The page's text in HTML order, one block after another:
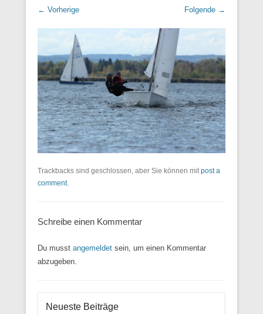
← Vorherige Folgende →
Trackbacks sind geschlossen, aber Sie können mitpost a
comment.
Schreibe einen Kommentar
Du musst angemeldet sein, um einen Kommentar
abzugeben.
Neueste Beiträge